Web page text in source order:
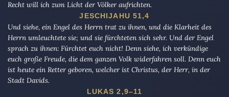
Recht will ich zum Licht der Völker aufrichten.
JESCHIJAHU 51,4
Und siehe, ein Engel des Herrn trat zu ihnen, und die Klarheit des
Herrn umleuchtete sie; und sie fürchteten sich sehr. Und der Engel
sprach zu ihnen: Fürchtet euch nicht! Denn siehe, ich verkündige
euch große Freude, die dem ganzen Volk widerfahren soll. Denn euch
ist heute ein Retter geboren, welcher ist Christus, der Herr, in der
Stadt Davids.
LUKAS 2,9–11